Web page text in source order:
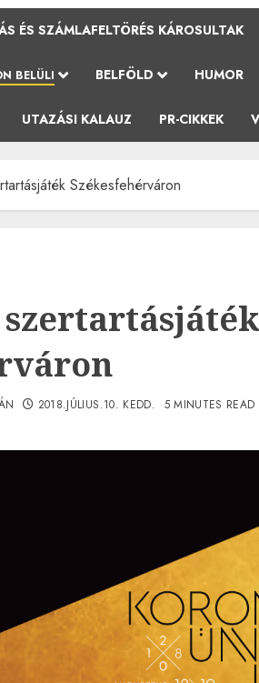
ÉS SZÁMLAFELTÖRÉS KÁROSULTAK
BELÜLI BELFÖLD HUMOR
UTAZÁSI KALAUZ PR-CIKKEK
Székesfehérváron
2018.JÚLIUS.10. KEDD. 5 MINUTES READ